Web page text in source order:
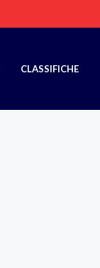
CLASSIFICHE